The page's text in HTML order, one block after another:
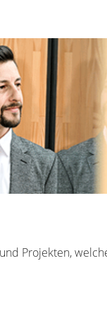
Projekten,